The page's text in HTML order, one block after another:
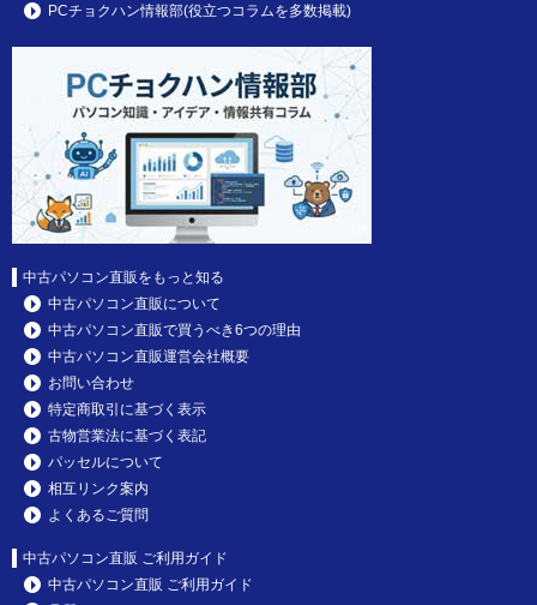
PCチョクハン情報部(役立つコラムを多数掲載)
中古パソコン直販をもっと知る
中古パソコン直販について
中古パソコン直販で買うべき6つの理由
中古パソコン直販運営会社概要
お問い合わせ
特定商取引に基づく表示
古物営業法に基づく表記
パッセルについて
相互リンク案内
よくあるご質問
中古パソコン直販 ご利用ガイド
中古パソコン直販 ご利用ガイド